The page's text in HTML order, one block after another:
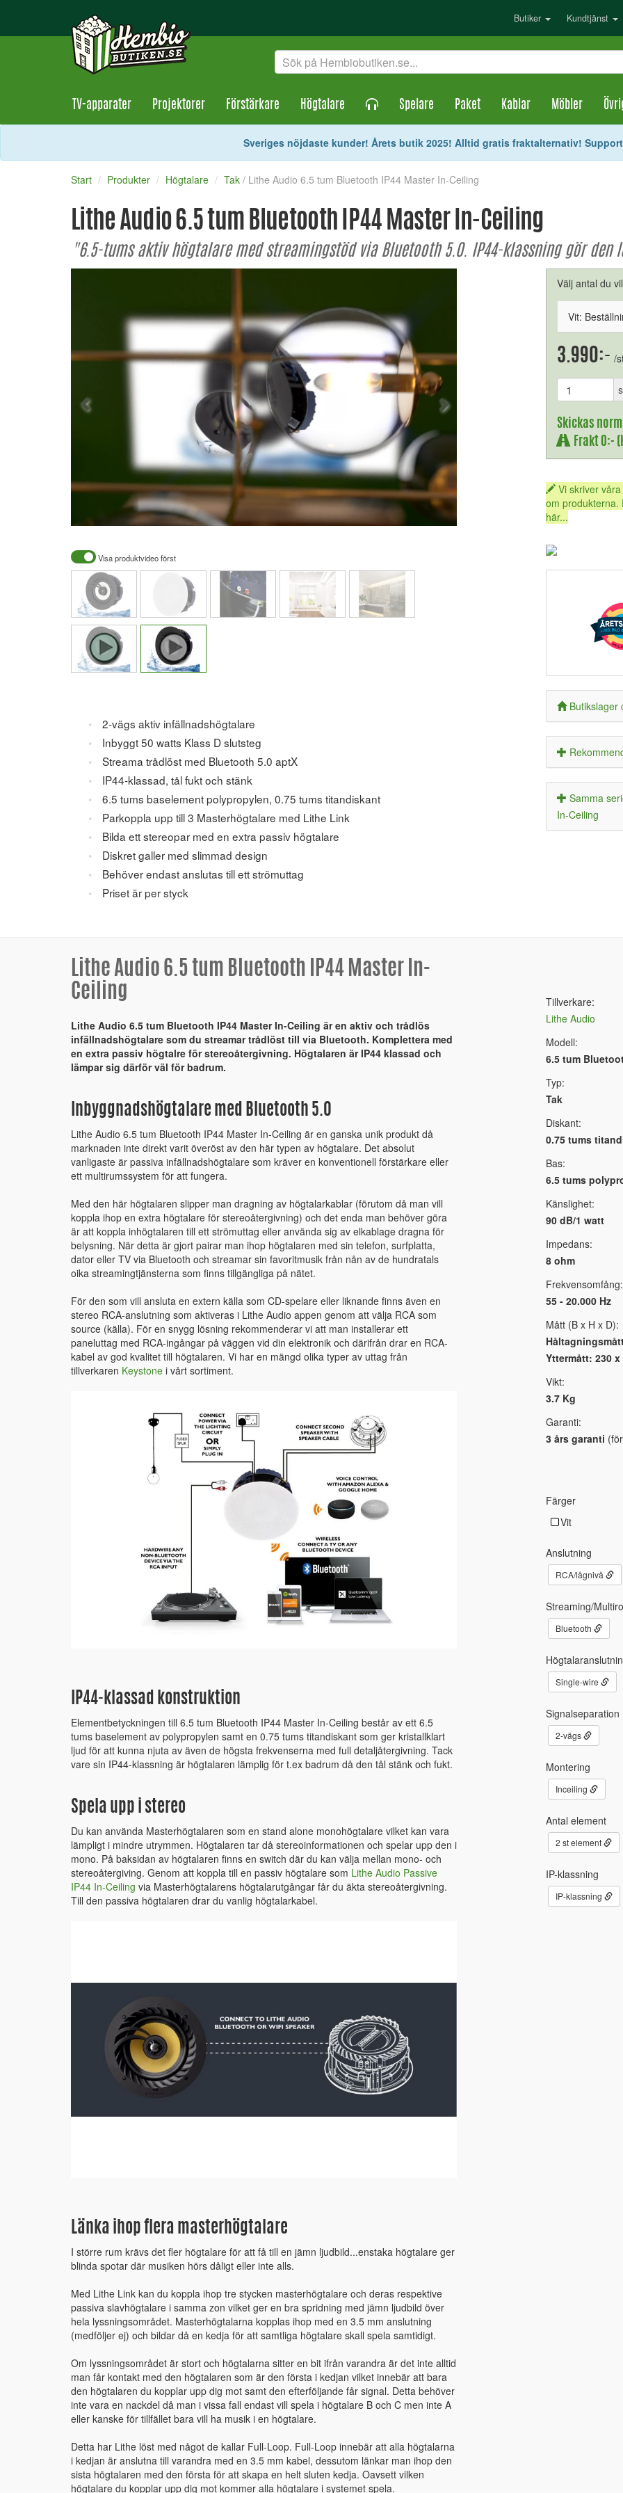
Butiker Kundtjänst
TV-apparater Projektorer Förstärkare Högtalare Spelare Paket Kablar Möbler
Sveriges nöjdaste kunder! Årets butik 2025! Alltid gratis fraktalternativ!
Start Produkter Högtalare Tak / Lithe Audio 6.5 tum Bluetooth IP44 Master In-Ceiling
Lithe Audio 6.5 tum Bluetooth IP44 Master In-Ceiling
"6.5-tums aktiv högtalare med streamingstöd via Bluetooth 5.0. IP44-klassning gör
Visa produktvideo först
2-vägs aktiv infällnadshögtalare
Inbyggt 50 watts Klass D slutsteg
Streama trådlöst med Bluetooth 5.0 aptX
IP44-klassad, tål fukt och stänk
6.5 tums baselement polypropylen, 0.75 tums titandiskant
Parkoppla upp till 3 Masterhögtalare med Lithe Link
Bilda ett stereopar med en extra passiv högtalare
Diskret galler med slimmad design
Behöver endast anslutas till ett strömuttag
Priset är per styck
Välj antal du
Vit:
3.990:- /
Skickas
Frakt 0:-
Vi skriver våra
om produkterna.
här...
Butikslager
Samma
In-Ceiling
Lithe Audio 6.5 tum Bluetooth IP44 Master In-
Ceiling
Lithe Audio 6.5 tum Bluetooth IP44 Master In-Ceiling är en aktiv och trådlös
infällnadshögtalare som du streamar trådlöst till via Bluetooth. Komplettera med
en extra passiv högtalre för stereoåtergivning. Högtalaren är IP44 klassad och
lämpar sig därför väl för badrum.
Inbyggnadshögtalare med Bluetooth 5.0
Lithe Audio 6.5 tum Bluetooth IP44 Master In-Ceiling är en ganska unik produkt då
marknaden inte direkt varit överöst av den här typen av högtalare. Det absolut
vanligaste är passiva infällnadshögtalare som kräver en konventionell förstärkare eller
ett multirumssystem för att fungera.
Med den här högtalaren slipper man dragning av högtalarkablar (förutom då man vill
koppla ihop en extra högtalare för stereoåtergivning) och det enda man behöver göra
är att koppla inhögtalaren till ett strömuttag eller använda sig av elkablage dragna för
belysning. När detta är gjort pairar man ihop högtalaren med sin telefon, surfplatta,
dator eller TV via Bluetooth och streamar sin favoritmusik från nån av de hundratals
oika streamingtjänsterna som finns tillgängliga på nätet.
För den som vill ansluta en extern källa som CD-spelare eller liknande finns även en
stereo RCA-anslutning som aktiveras i Lithe Audio appen genom att välja RCA som
source (källa). För en snygg lösning rekommenderar vi att man installerar ett
paneluttag med RCA-ingångar på väggen vid din elektronik och därifrån drar en RCA-
kabel av god kvalitet till högtalaren. Vi har en mängd olika typer av uttag från
tillverkaren Keystone i vårt sortiment.
IP44-klassad konstruktion
Elementbetyckningen till 6.5 tum Bluetooth IP44 Master In-Ceiling består av ett 6.5
tums baselement av polypropylen samt en 0.75 tums titandiskant som ger kristallklart
ljud för att kunna njuta av även de högsta frekvenserna med full detaljåtergivning. Tack
vare sin IP44-klassning är högtalaren lämplig för t.ex badrum då den tål stänk och fukt.
Spela upp i stereo
Du kan använda Masterhögtalaren som en stand alone monohögtalare vilket kan vara
lämpligt i mindre utrymmen. Högtalaren tar då stereoinformationen och spelar upp den i
mono. På baksidan av högtalaren finns en switch där du kan välja mellan mono- och
stereoåtergiving. Genom att koppla till en passiv högtalare som Lithe Audio Passive
IP44 In-Ceiling via Masterhögtalarens högtalarutgångar får du äkta stereoåtergivning.
Till den passiva högtalaren drar du vanlig högtalarkabel.
Länka ihop flera masterhögtalare
I större rum krävs det fler högtalare för att få till en jämn ljudbild...enstaka högtalare ger
blinda spotar där musiken hörs dåligt eller inte alls.
Med Lithe Link kan du koppla ihop tre stycken masterhögtalare och deras respektive
passiva slavhögtalare i samma zon vilket ger en bra spridning med jämn ljudbild över
hela lyssningsområdet. Masterhögtalarna kopplas ihop med en 3.5 mm anslutning
(medföljer ej) och bildar då en kedja för att samtliga högtalare skall spela samtidigt.
Om lyssningsområdet är stort och högtalarna sitter en bit ifrån varandra är det inte alltid
man får kontakt med den högtalaren som är den första i kedjan vilket innebär att bara
den högtalaren du kopplar upp dig mot samt den efterföljande får signal. Detta behöver
inte vara en nackdel då man i vissa fall endast vill spela i högtalare B och C men inte A
eller kanske för tillfället bara vill ha musik i en högtalare.
Detta har Lithe löst med något de kallar Full-Loop. Full-Loop innebär att alla högtalarna
i kedjan är anslutna till varandra med en 3.5 mm kabel, dessutom länkar man ihop den
sista högtalaren med den första för att skapa en helt sluten kedja. Oavsett vilken
högtalare du kopplar upp dig mot kommer alla högtalare i systemet spela.
Tillverkare:
Lithe Audio
Modell:
6.5 tum
Typ:
Tak
Diskant:
0.75 tums
Bas:
6.5 tums
Känslighet:
90 dB/1 watt
Impedans:
8 ohm
Frekvensomfång:
55 - 20.000 Hz
Mått (B x H x D):
Yttermått: 230 x
Vikt:
3.7 Kg
Garanti:
3 års garanti
Färger
Vit
Anslutning
RCA/lågnivå
Streaming/
Bluetooth
Single-wire
Signalseparation
2-vägs
Montering
Inceiling
Antal element
2 st element
IP-klassning
IP-klassning